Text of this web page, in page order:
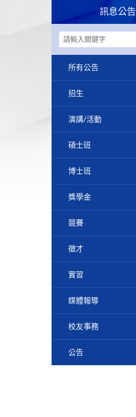
訊息公告
所有公告
招生
演講/活動
碩士班
博士班
獎學金
競賽
徵才
實習
媒體報導
校友事務
公告